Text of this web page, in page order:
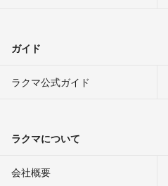
ガイド
ラクマ公式ガイド
ラクマについて
会社概要